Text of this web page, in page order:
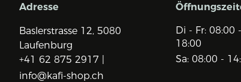
Adresse
Baslerstrasse 12, 5080
Laufenburg
+41 62 875 2917 |
info@kafi-shop.ch
Di - Fr: 08:00
18:00
Sa: 08:00 -